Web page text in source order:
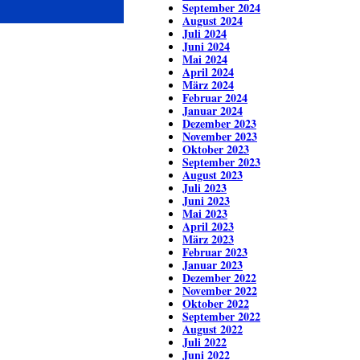
September 2024
August 2024
Juli 2024
Juni 2024
Mai 2024
April 2024
März 2024
Februar 2024
Januar 2024
Dezember 2023
November 2023
Oktober 2023
September 2023
August 2023
Juli 2023
Juni 2023
Mai 2023
April 2023
März 2023
Februar 2023
Januar 2023
Dezember 2022
November 2022
Oktober 2022
September 2022
August 2022
Juli 2022
Juni 2022